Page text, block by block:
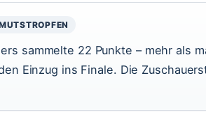
sammelte 22 Punkte – mehr als
Einzug ins Finale. Die